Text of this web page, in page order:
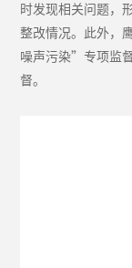
时发现相关问题，
整改情况。此外，
噪声污染”专项监
督。